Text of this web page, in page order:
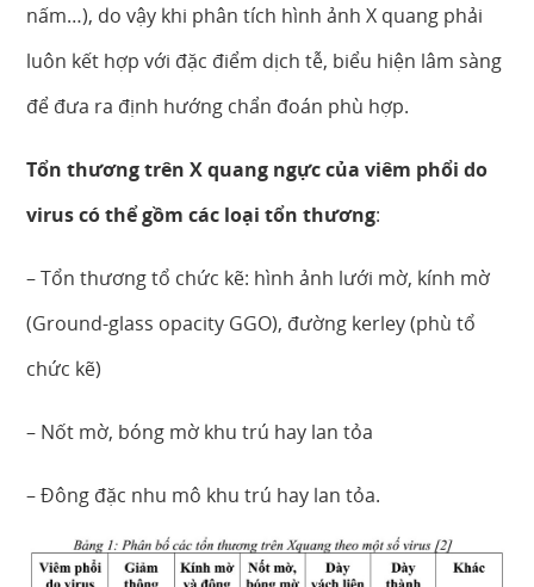
nấm…), do vậy khi phân tích hình ảnh X quang phải
luôn kết hợp với đặc điểm dịch tễ, biểu hiện lâm sàng
để đưa ra định hướng chẩn đoán phù hợp.
Tổn thương trên X quang ngực của viêm phổi do
virus có thể gồm các loại tổn thương:
– Tổn thương tổ chức kẽ: hình ảnh lưới mờ, kính mờ
(Ground-glass opacity GGO), đường kerley (phù tổ
chức kẽ)
– Nốt mờ, bóng mờ khu trú hay lan tỏa
– Đông đặc nhu mô khu trú hay lan tỏa.